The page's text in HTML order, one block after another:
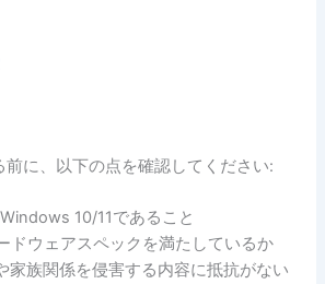
前に、以下の点を確認してください:
10/11であること
ドウェアスペックを満たしているか
家族関係を侵害する内容に抵抗がない